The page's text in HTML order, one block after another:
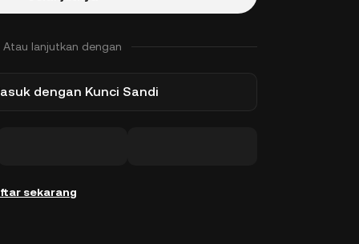
Atau lanjutkan dengan
dengan Kunci Sandi
sekarang